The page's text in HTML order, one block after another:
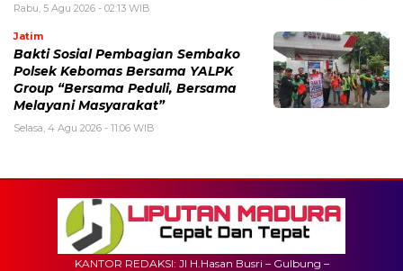
Rabu, 5 Agu 2026 - 02:13 WIB
Jatim
Bakti Sosial Pembagian Sembako
Polsek Kebomas Bersama YALPK
Group “Bersama Peduli, Bersama
Melayani Masyarakat”
Selasa, 4 Agu 2026 - 11:06 WIB
KANTOR REDAKSI: Jl H.Hasan Busri – Gulbung –